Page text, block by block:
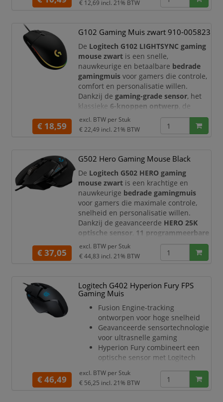
muis.
honingraatdesign en maakt je setup
nog een stuk cooler.
Wil je de macro’s aanpassen? Of het
licht? De DPI misschien? Allemaal geen
probleem! Met de inbegrepen software
en zes programm
€ 12,69 incl. 21% BTW
G102 Gaming Muis zwart 910-005823
De Logitech G102 LIGHTSYNC gaming
mouse zwart is een snelle,
nauwkeurige en betaalbare bedrade
gamingmuis voor gamers die controle,
comfort en personalisatie willen.
Dankzij degaming-grade sensor, het
klassieke 6-knoppen ontwerp , de
LIGHTSYNC RGB-verlichtingen de
betrouwbare USB-aansluiting is deze
muis geschikt voor gaming, e-sports,
dagelijks computergebruik.
De Logitech G102 is ontworpen voor
directe r
€ 18,59
excl. BTW per Stuk
€ 22,49 incl. 21% BTW
G502 Hero Gaming Mouse Black
De Logitech G502 HERO gaming
mouse zwart is een krachtige en
nauwkeurige bedrade gamingmuis
voor gamers die maximale controle,
snelheid en personalisatie willen.
Dankzij de geavanceerde HERO 25K
optische sensor 11 programmeerbare
knoppen
LIGHTSYNC RGB-verlichting
en hetinstelbare gewichtssysteemis
deze muis geschikt voor FPS, MOBA,
productiviteit en intensief dagelijks
computergebruik.
De Logitech G502 HERO i
€ 37,05
excl. BTW per Stuk
€ 44,83 incl. 21% BTW
Logitech G402 Hyperion Fury FPS
Gaming Muis
Fusion Engine-tracking
ontworpen voor hoge snelheid
Geavanceerde sensortechnologie
voor ultrasnelle gaming
Hyperion Fury combineert een
optische sensor met Logitech
exclusieve Fusion Engine hybride
sensor om volgsnelheden van
€ 46,49
excl. BTW per Stuk
€ 56,25 incl. 21% BTW